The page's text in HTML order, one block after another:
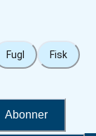
Fugl Fisk
Abonner